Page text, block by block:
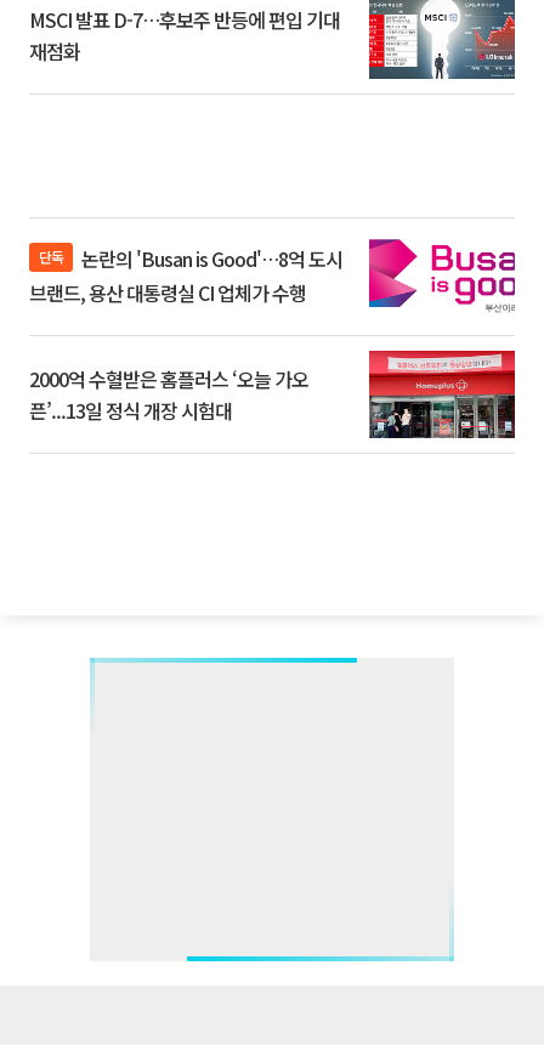
MSCI 발표 D-7…후보주 반등에 편입 기대
재점화
단독
브랜드, 용산 대통령실 CI 업체가 수행
2000억 수혈받은 홈플러스 ‘오늘 가오
픈’...13일 정식 개장 시험대